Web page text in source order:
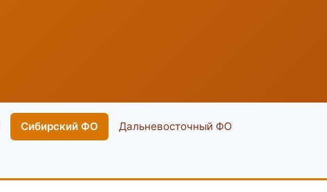
Сибирский ФО Дальневосточный ФО